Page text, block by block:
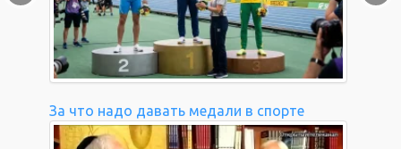
За что надо давать медали в спорте